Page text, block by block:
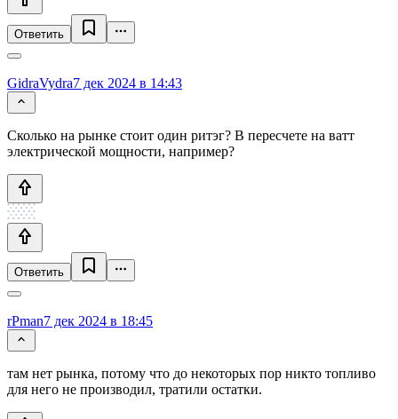
Ответить
GidraVydra7 дек 2024 в 14:43
Сколько на рынке стоит один ритэг? В пересчете на ватт
электрической мощности, например?
Ответить
rPman7 дек 2024 в 18:45
там нет рынка, потому что до некоторых пор никто топливо
для него не производил, тратили остатки.